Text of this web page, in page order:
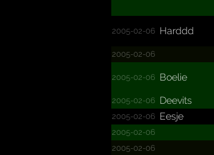
2005-02-06 Harddd
2005-02-06
2005-02-06 Boelie
2005-02-06 Deevits
2005-02-06 Eesje
2005-02-06
2005-02-06